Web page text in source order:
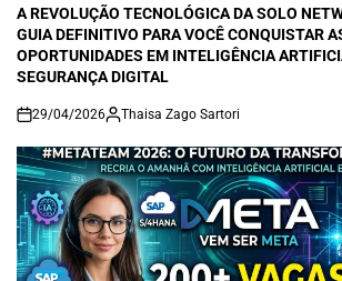
IN
A REVOLUÇÃO TECNOLÓGICA DA SOLO
GUIA DEFINITIVO PARA VOCÊ CONQUISTAR
OPORTUNIDADES EM INTELIGÊNCIA
SEGURANÇA DIGITAL
on
29/04/2026 Thaisa Zago Sartori